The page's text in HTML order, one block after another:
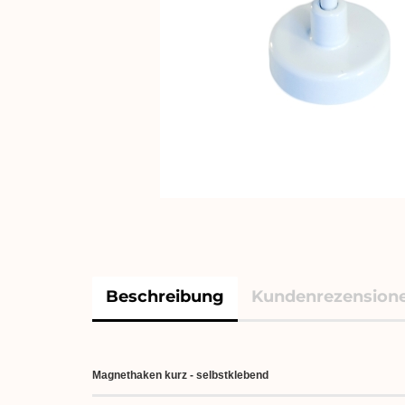
Beschreibung
Magnethaken kurz - selbstklebend